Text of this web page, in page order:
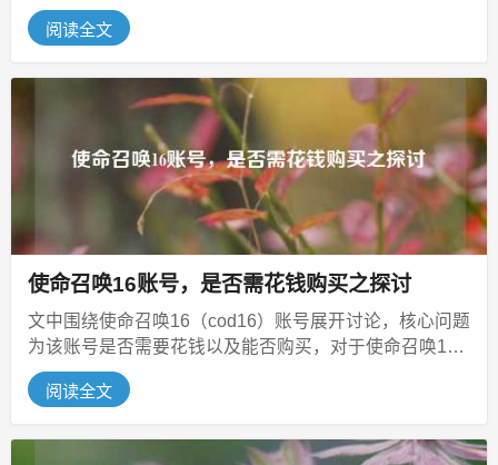
文章对其背后原因进行深度探究，...
阅读全文
使命召唤16账号，是否需花钱购买之探讨
文中围绕使命召唤16（cod16）账号展开讨论，核心问题
为该账号是否需要花钱以及能否购买，对于使命召唤16
账号的获取成本及购买可...
阅读全文